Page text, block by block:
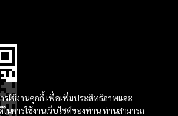
รใช้งานคุกกี้ เพื่อเพิ่มประสิทธิภาพและ
นการใช้งานเว็บไซต์ของท่าน ท่านสามารถ